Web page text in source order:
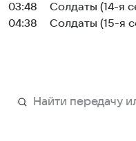
03:48
Солдаты (14-я
04:38
Солдаты (15-я